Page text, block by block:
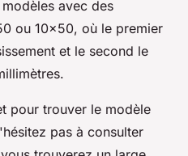
avec des
ou 10x50, où le premier
et le second le
pour trouver le modèle
pas à consulter